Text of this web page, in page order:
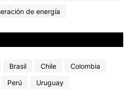
de energía
Brasil Chile
Colombia
Perú Uruguay